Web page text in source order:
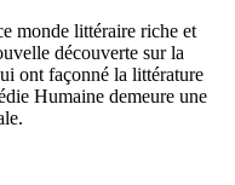
monde littéraire riche et
découverte sur la
ont façonné la littérature
Humaine demeure une